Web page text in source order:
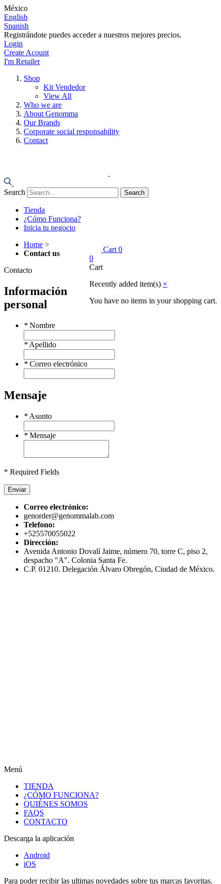
México
English
Spanish
Registrándote puedes acceder a nuestros mejores precios.
Login
Create Acount
I'm Retailer
Shop
Kit Vendedor
View All
Who we are
About Genomma
Our Brands
Corporate social responsability
Contact
Search Search
Tienda
¿Cómo Funciona?
Inicia tu negocio
Cart 0
0
Cart
Recently added item(s) ×
You have no items in your shopping cart.
Home >
Contact us
Contacto
Información
personal
* Nombre
* Apellido
* Correo electrónico
Mensaje
* Asunto
* Mensaje
* Required Fields
Enviar
Correo electrónico:
genorder@genommalab.com
Telefono:
+525570055022
Dirección:
Avenida Antonio Dovalí Jaime, número 70, torre C, piso 2,
despacho "A". Colonia Santa Fe.
C.P. 01210. Delegación Álvaro Obregón, Ciudad de México.
Menú
TIENDA
¿CÓMO FUNCIONA?
QUIÉNES SOMOS
FAQS
CONTACTO
Descarga la aplicación
Android
iOS
Para poder recibir las ultimas novedades sobre tus marcas favoritas.